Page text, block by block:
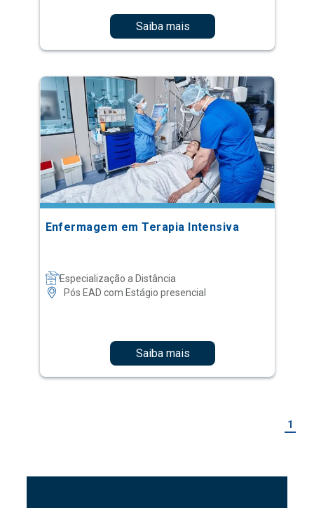
Saiba mais
Enfermagem em Terapia Intensiva
Especialização a Distância
Pós EAD com Estágio presencial
Saiba mais
1